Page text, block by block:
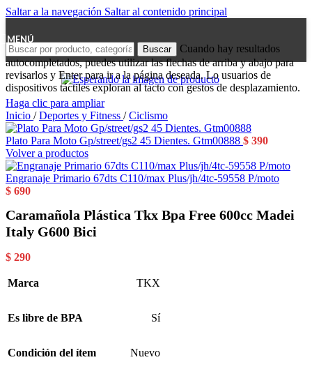
Saltar a la navegación Saltar al contenido principal
MENÚ
Buscar
Cuando hay resultados
autocompletados, puedes utilizar las flechas de arriba y abajo para
revisarlos y Enter para ir a la página deseada. Lo usuarios de
dispositivos táctiles exploran al tacto con gestos de desplazamiento.
Haga clic para ampliar
Inicio / Deportes y Fitness / Ciclismo
Plato Para Moto Gp/street/gs2 45 Dientes. Gtm00888 $ 390
Volver a productos
Engranaje Primario 67dts C110/max Plus/jh/4tc-59558 P/moto
$ 690
Caramañola Plástica Tkx Bpa Free 600cc Madei
Italy G600 Bici
$ 290
Marca TKX
Es libre de BPA Sí
Condición del ítem Nuevo